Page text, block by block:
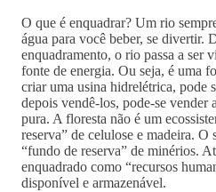
O que é enquadrar? Um rio
água para você beber, se divertir.
enquadramento, o rio passa a ser
fonte de energia. Ou seja, é uma
criar uma usina hidrelétrica, pode
depois vendê-los, pode-se vender
pura. A floresta não é um
reserva” de celulose e madeira. O
“fundo de reserva” de minérios.
enquadrado como “recursos
disponível e armazenável.